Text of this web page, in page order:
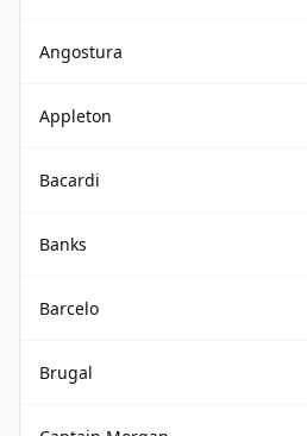
Angostura
Appleton
Bacardi
Banks
Barcelo
Brugal